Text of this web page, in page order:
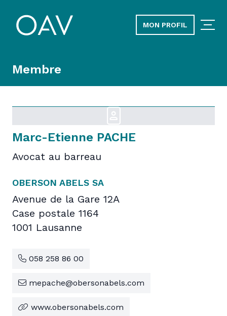
MON PROFIL
Membre
Marc-Etienne PACHE
Avocat au barreau
OBERSON ABELS SA
Avenue de la Gare 12A
Case postale 1164
1001 Lausanne
058 258 86 00
mepache@obersonabels.com
www.obersonabels.com